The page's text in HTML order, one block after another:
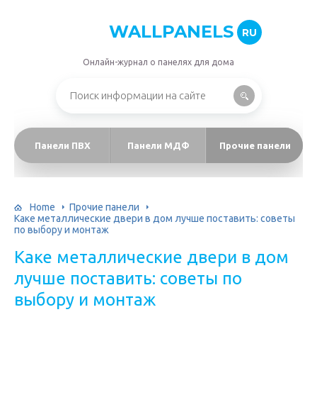
WALLPANELS RU
Онлайн-журнал о панелях для дома
Панели ПВХ Панели МДФ Прочие панели
Home
Прочие панели
Каке металлические двери в дом лучше поставить: советы
по выбору и монтаж
Каке металлические двери в дом
лучше поставить: советы по
выбору и монтаж